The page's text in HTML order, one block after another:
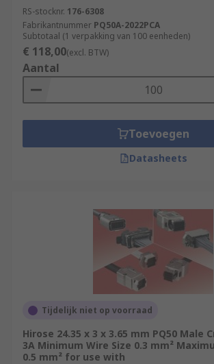
RS-stocknr. 176-6308
Fabrikantnummer PQ50A-2022PCA
Subtotaal (1 verpakking van 100 eenheden)
€ 118,00(excl. BTW)
Aantal
Toevoegen
Datasheets
Tijdelijk niet op voorraad
Hirose 24.35 x 3 x 3.65 mm PQ50 Male
3A Minimum Wire Size 0.3 mm²
0.5 mm² for use with